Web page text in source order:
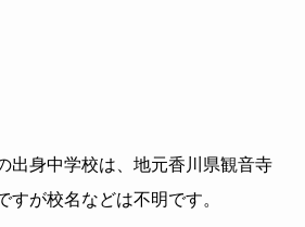
出身中学校は、地元香川県観音寺
すが校名などは不明です。